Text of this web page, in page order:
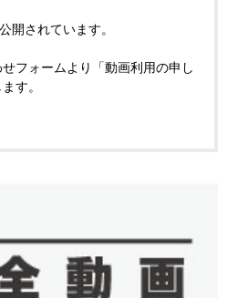
開されています。
フォームより「動画利用の申し
す。